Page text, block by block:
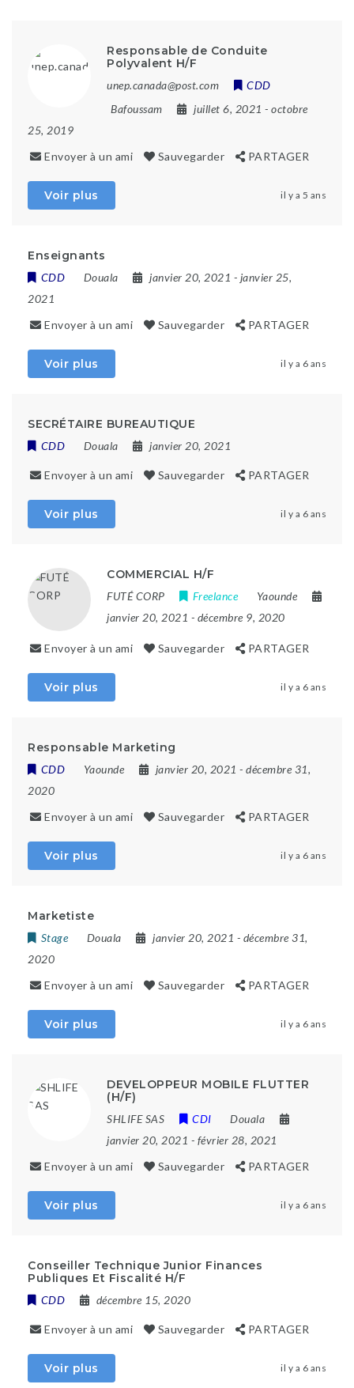
Responsable de Conduite
Polyvalent H/F
unep.canada@post.com
CDD
Bafoussam
juillet 6, 2021 - octobre
25, 2019
Envoyer à un ami
Sauvegarder PARTAGER
Voir plus il y a 5 ans
Enseignants
CDD Douala janvier 20, 2021 - janvier 25,
2021
Envoyer à un ami
Sauvegarder PARTAGER
Voir plus il y a 6 ans
SECRÉTAIRE BUREAUTIQUE
CDD Douala janvier 20, 2021
Envoyer à un ami Sauvegarder PARTAGER
Voir plus il y a 6 ans
COMMERCIAL H/F
FUTÉ CORP Freelance
Yaounde
janvier 20, 2021 - décembre 9, 2020
Envoyer à un ami Sauvegarder PARTAGER
Voir plus il y a 6 ans
Responsable Marketing
CDD Yaounde janvier 20, 2021 - décembre 31,
2020
Envoyer à un ami
Sauvegarder PARTAGER
Voir plus il y a 6 ans
Marketiste
Stage Douala janvier 20, 2021 - décembre 31,
2020
Envoyer à un ami
Sauvegarder PARTAGER
Voir plus il y a 6 ans
DEVELOPPEUR MOBILE FLUTTER
(H/F)
SHLIFE SAS CDI
Douala
janvier 20, 2021 - février 28, 2021
Envoyer à un ami
Sauvegarder PARTAGER
Voir plus il y a 6 ans
Conseiller Technique Junior Finances
Publiques Et Fiscalité H/F
CDD décembre 15, 2020
Envoyer à un ami Sauvegarder PARTAGER
Voir plus il y a 6 ans